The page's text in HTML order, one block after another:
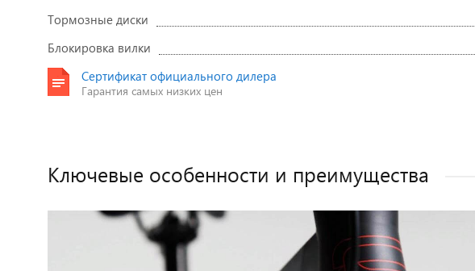
Тормозные диски
Блокировка вилки
Сертификат официального дилера
Гарантия самых низких цен
Ключевые особенности и преимущества